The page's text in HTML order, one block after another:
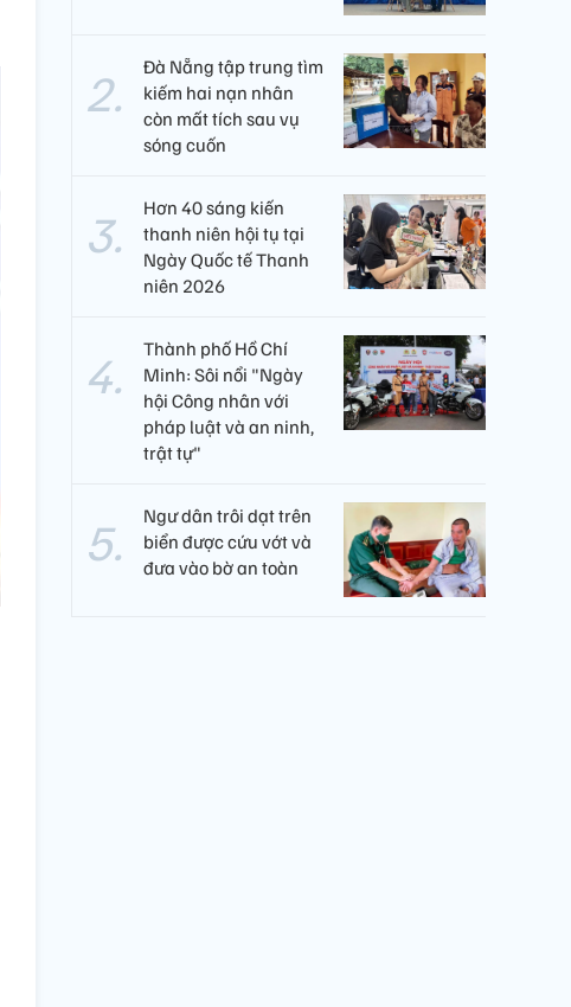
Đà Nẵng tập trung tìm
kiếm hai nạn nhân
còn mất tích sau vụ
sóng cuốn
Hơn 40 sáng kiến
thanh niên hội tụ tại
Ngày Quốc tế Thanh
niên 2026
Thành phố Hồ Chí
Minh: Sôi nổi "Ngày
hội Công nhân với
pháp luật và an ninh,
trật tự"
Ngư dân trôi dạt trên
biển được cứu vớt và
đưa vào bờ an toàn